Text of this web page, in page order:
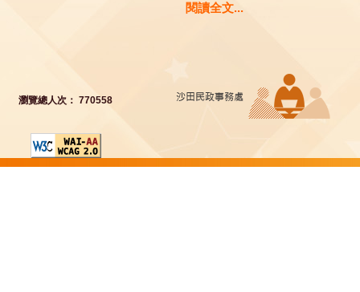
閱讀全文...
瀏覽總人次： 770558